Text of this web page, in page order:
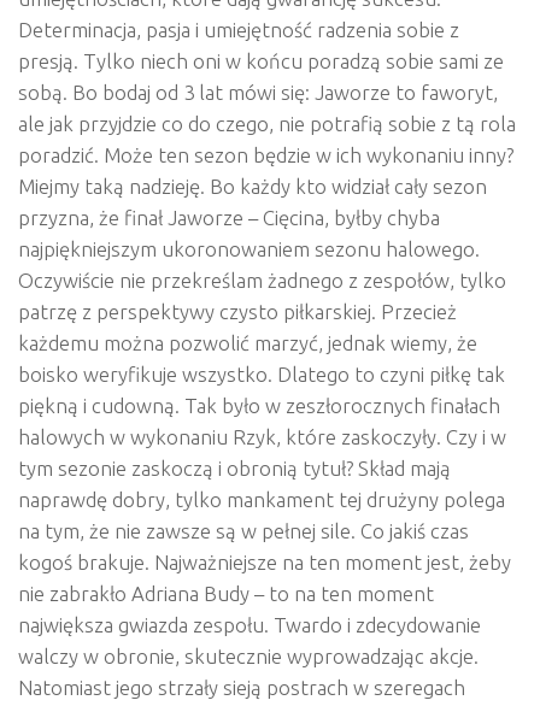
Determinacja, pasja i umiejętność radzenia sobie z
presją. Tylko niech oni w końcu poradzą sobie sami ze
sobą. Bo bodaj od 3 lat mówi się: Jaworze to faworyt,
ale jak przyjdzie co do czego, nie potrafią sobie z tą rola
poradzić. Może ten sezon będzie w ich wykonaniu inny?
Miejmy taką nadzieję. Bo każdy kto widział cały sezon
przyzna, że finał Jaworze – Cięcina, byłby chyba
najpiękniejszym ukoronowaniem sezonu halowego.
Oczywiście nie przekreślam żadnego z zespołów, tylko
patrzę z perspektywy czysto piłkarskiej. Przecież
każdemu można pozwolić marzyć, jednak wiemy, że
boisko weryfikuje wszystko. Dlatego to czyni piłkę tak
piękną i cudowną. Tak było w zeszłorocznych finałach
halowych w wykonaniu Rzyk, które zaskoczyły. Czy i w
tym sezonie zaskoczą i obronią tytuł? Skład mają
naprawdę dobry, tylko mankament tej drużyny polega
na tym, że nie zawsze są w pełnej sile. Co jakiś czas
kogoś brakuje. Najważniejsze na ten moment jest, żeby
nie zabrakło Adriana Budy – to na ten moment
największa gwiazda zespołu. Twardo i zdecydowanie
walczy w obronie, skutecznie wyprowadzając akcje.
Natomiast jego strzały sieją postrach w szeregach